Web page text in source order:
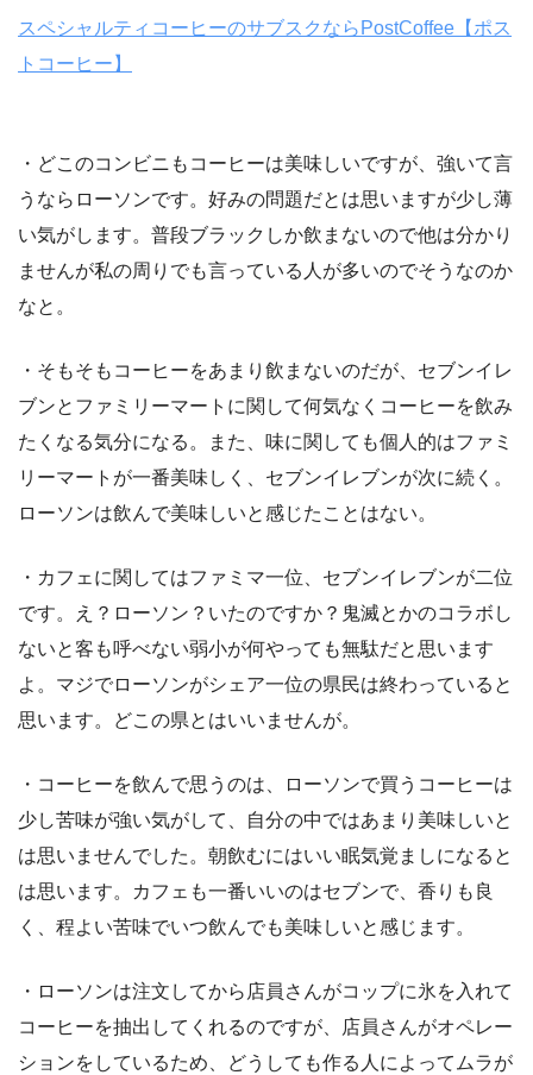
スペシャルティコーヒーのサブスクならPostCoffee【ポス
トコーヒー】
・どこのコンビニもコーヒーは美味しいですが、強いて言
うならローソンです。好みの問題だとは思いますが少し薄
い気がします。普段ブラックしか飲まないので他は分かり
ませんが私の周りでも言っている人が多いのでそうなのか
なと。
・そもそもコーヒーをあまり飲まないのだが、セブンイレ
ブンとファミリーマートに関して何気なくコーヒーを飲み
たくなる気分になる。また、味に関しても個人的はファミ
リーマートが一番美味しく、セブンイレブンが次に続く。
ローソンは飲んで美味しいと感じたことはない。
・カフェに関してはファミマ一位、セブンイレブンが二位
です。え？ローソン？いたのですか？鬼滅とかのコラボし
ないと客も呼べない弱小が何やっても無駄だと思います
よ。マジでローソンがシェア一位の県民は終わっていると
思います。どこの県とはいいませんが。
・コーヒーを飲んで思うのは、ローソンで買うコーヒーは
少し苦味が強い気がして、自分の中ではあまり美味しいと
は思いませんでした。朝飲むにはいい眠気覚ましになると
は思います。カフェも一番いいのはセブンで、香りも良
く、程よい苦味でいつ飲んでも美味しいと感じます。
・ローソンは注文してから店員さんがコップに氷を入れて
コーヒーを抽出してくれるのですが、店員さんがオペレー
ションをしているため、どうしても作る人によってムラが